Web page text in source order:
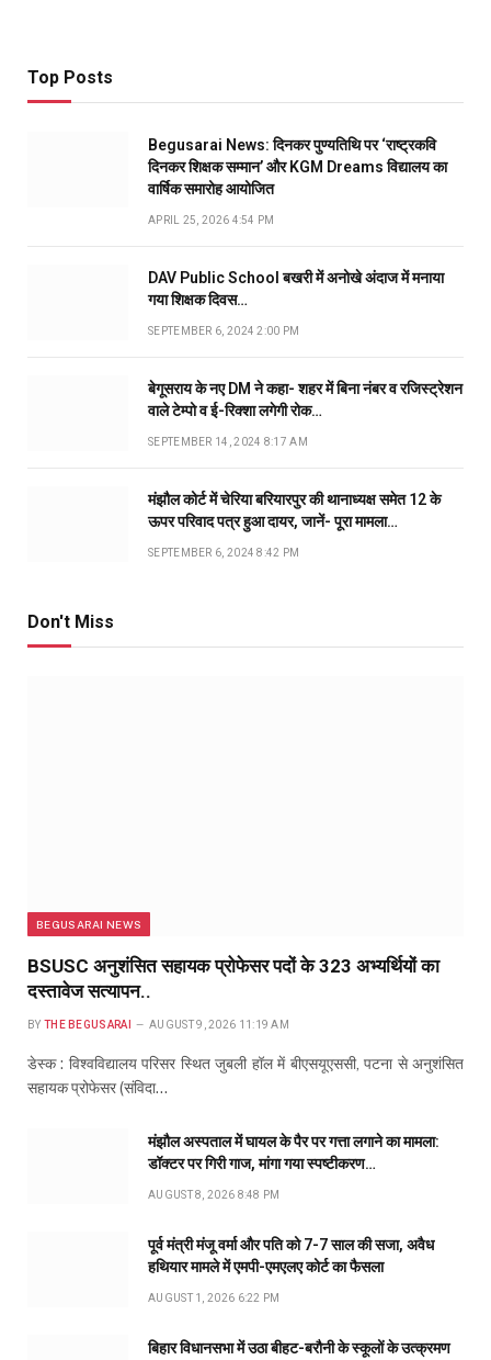
Top Posts
Begusarai News: दिनकर पुण्यतिथि पर ‘राष्ट्रकवि
दिनकर शिक्षक सम्मान’ और KGM Dreams विद्यालय का
वार्षिक समारोह आयोजित
APRIL 25, 2026 4:54 PM
DAV Public School बखरी में अनोखे अंदाज में मनाया
गया शिक्षक दिवस…
SEPTEMBER 6, 2024 2:00 PM
बेगूसराय के नए DM ने कहा- शहर में बिना नंबर व रजिस्ट्रेशन
वाले टेम्पो व ई-रिक्शा लगेगी रोक…
SEPTEMBER 14, 2024 8:17 AM
मंझौल कोर्ट में चेरिया बरियारपुर की थानाध्यक्ष समेत 12 के
ऊपर परिवाद पत्र हुआ दायर, जानें- पूरा मामला…
SEPTEMBER 6, 2024 8:42 PM
Don't Miss
BEGUSARAI NEWS
BSUSC अनुशंसित सहायक प्रोफेसर पदों के 323 अभ्यर्थियों का
दस्तावेज सत्यापन..
BY THE BEGUSARAI AUGUST 9, 2026 11:19 AM
डेस्क : विश्वविद्यालय परिसर स्थित जुबली हॉल में बीएसयूएससी, पटना से अनुशंसित
सहायक प्रोफेसर (संविदा…
मंझौल अस्पताल में घायल के पैर पर गत्ता लगाने का मामला:
डॉक्टर पर गिरी गाज, मांगा गया स्पष्टीकरण…
AUGUST 8, 2026 8:48 PM
पूर्व मंत्री मंजू वर्मा और पति को 7-7 साल की सजा, अवैध
हथियार मामले में एमपी-एमएलए कोर्ट का फैसला
AUGUST 1, 2026 6:22 PM
बिहार विधानसभा में उठा बीहट-बरौनी के स्कूलों के उत्क्रमण